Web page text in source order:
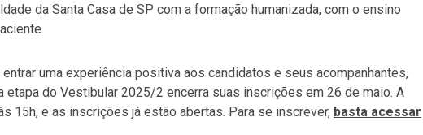
da Santa Casa de SP com a formação humanizada, com o ensino
uma experiência positiva aos candidatos e seus acompanhantes,
etapa do Vestibular 2025/2 encerra suas inscrições em 26 de maio. A
15h, e as inscrições já estão abertas. Para se inscrever, basta acessar